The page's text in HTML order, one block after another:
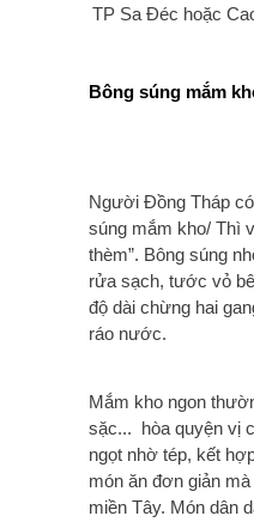
TP Sa Đéc hoặc
Bông súng mắm
Người Đồng Tháp
súng mắm kho/ Thì
thèm”. Bông súng
rửa sạch, tước vỏ
độ dài chừng hai
ráo nước.
Mắm kho ngon
sặc... hòa quyện vị
ngọt nhờ tép, kết
món ăn đơn giản
miền Tây. Món dân